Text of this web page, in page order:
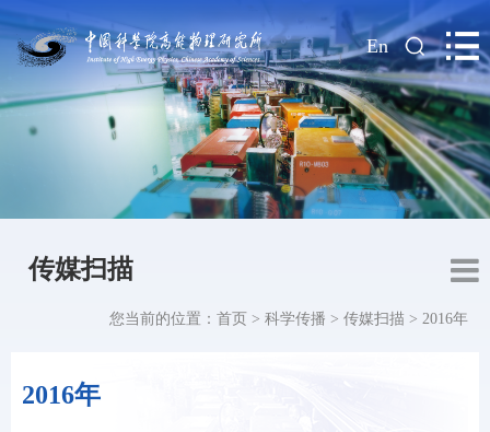
| En
传媒扫描
2016年
您当前的位置： 首页 > 科学传播 > 传媒扫描 > 2016年